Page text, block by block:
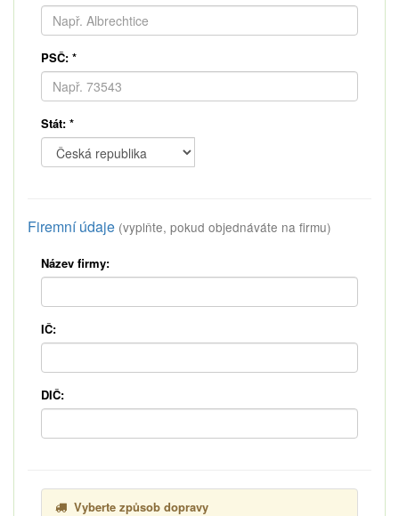
PSČ: *
Stát: *
Firemní údaje (vyplňte, pokud objednáváte na firmu)
Název firmy:
IČ:
DIČ:
Vyberte způsob dopravy